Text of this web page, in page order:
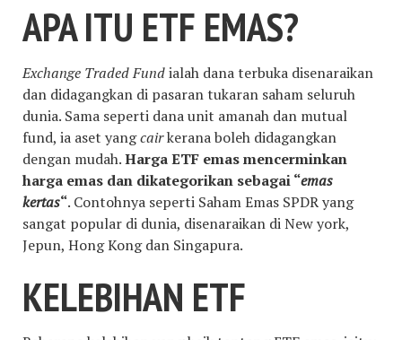
APA ITU ETF EMAS?
Exchange Traded Fundialah dana terbuka disenaraikan
dan didagangkan di pasaran tukaran saham seluruh
dunia. Sama seperti dana unit amanah dan mutual
fund, ia aset yangcairkerana boleh didagangkan
dengan mudah.Harga ETF emas mencerminkan
harga emas dan dikategorikan sebagai “emas
kertas“. Contohnya seperti Saham Emas SPDR yang
sangat popular di dunia, disenaraikan di New york,
Jepun, Hong Kong dan Singapura.
KELEBIHAN ETF